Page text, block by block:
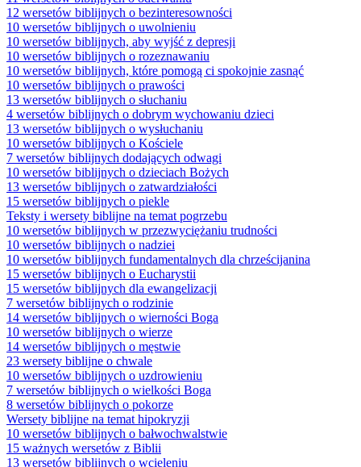
12 wersetów biblijnych o bezinteresowności
10 wersetów biblijnych o uwolnieniu
10 wersetów biblijnych, aby wyjść z depresji
10 wersetów biblijnych o rozeznawaniu
10 wersetów biblijnych, które pomogą ci spokojnie zasnąć
10 wersetów biblijnych o prawości
13 wersetów biblijnych o słuchaniu
4 wersetów biblijnych o dobrym wychowaniu dzieci
13 wersetów biblijnych o wysłuchaniu
10 wersetów biblijnych o Kościele
7 wersetów biblijnych dodających odwagi
10 wersetów biblijnych o dzieciach Bożych
13 wersetów biblijnych o zatwardziałości
15 wersetów biblijnych o piekle
Teksty i wersety biblijne na temat pogrzebu
10 wersetów biblijnych w przezwyciężaniu trudności
10 wersetów biblijnych o nadziei
10 wersetów biblijnych fundamentalnych dla chrześcijanina
15 wersetów biblijnych o Eucharystii
15 wersetów biblijnych dla ewangelizacji
7 wersetów biblijnych o rodzinie
14 wersetów biblijnych o wierności Boga
10 wersetów biblijnych o wierze
14 wersetów biblijnych o męstwie
23 wersety biblijne o chwale
10 wersetów biblijnych o uzdrowieniu
7 wersetów biblijnych o wielkości Boga
8 wersetów biblijnych o pokorze
Wersety biblijne na temat hipokryzji
10 wersetów biblijnych o bałwochwalstwie
15 ważnych wersetów z Biblii
13 wersetów biblijnych o wcieleniu